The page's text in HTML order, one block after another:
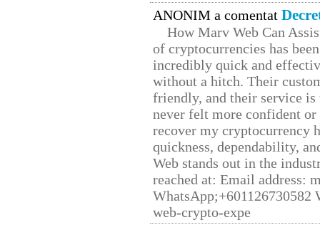
ANONIM a comentat
How Marv Web Can
of cryptocurrencies has
incredibly quick and
without a hitch. Their
friendly, and their service
never felt more confident
recover my cryptocurrency
quickness, dependability,
Web stands out in the
reached at: Email address:
web-crypto-expe